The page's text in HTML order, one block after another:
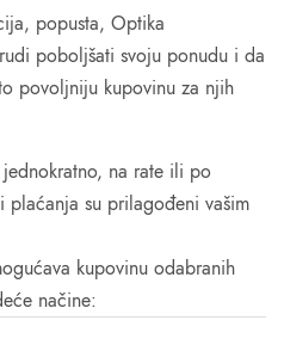
popusta, Optika
poboljšati svoju ponudu i da
povoljniju kupovinu za njih
na rate ili po
su prilagođeni vašim
kupovinu odabranih
načine: